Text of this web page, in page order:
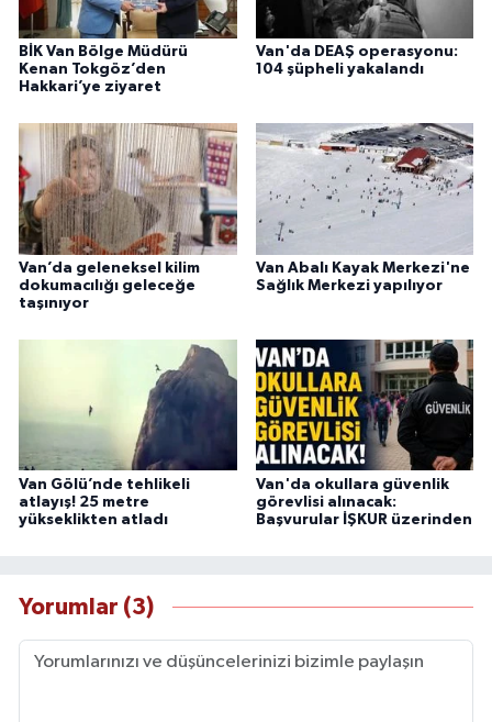
BİK Van Bölge Müdürü
Kenan Tokgöz’den
Hakkari’ye ziyaret
Van'da DEAŞ operasyonu:
104 şüpheli yakalandı
Van’da geleneksel kilim
dokumacılığı geleceğe
taşınıyor
Van Abalı Kayak Merkezi'ne
Sağlık Merkezi yapılıyor
Van Gölü’nde tehlikeli
atlayış! 25 metre
yükseklikten atladı
Van'da okullara güvenlik
görevlisi alınacak:
Başvurular İŞKUR üzerinden
Yorumlar (3)